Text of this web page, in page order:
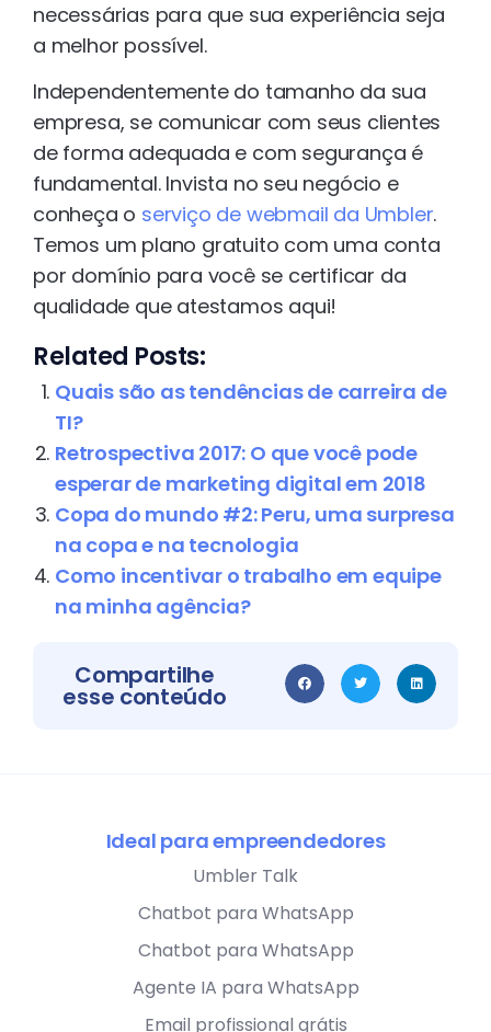
necessárias para que sua experiência seja
a melhor possível.
Independentemente do tamanho da sua
empresa, se comunicar com seus clientes
de forma adequada e com segurança é
fundamental. Invista no seu negócio e
conheça o serviço de webmail da Umbler.
Temos um plano gratuito com uma conta
por domínio para você se certificar da
qualidade que atestamos aqui!
Related Posts:
Quais são as tendências de carreira de
TI?
Retrospectiva 2017: O que você pode
esperar de marketing digital em 2018
Copa do mundo #2: Peru, uma surpresa
na copa e na tecnologia
Como incentivar o trabalho em equipe
na minha agência?
Compartilhe
esse conteúdo
Ideal para empreendedores
Umbler Talk
Chatbot para WhatsApp
Chatbot para WhatsApp
Agente IA para WhatsApp
Email profissional grátis